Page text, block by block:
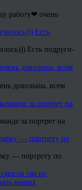
работу❤ очень
Есть подруги-
довольны, всем
за портрет на
— портрету по